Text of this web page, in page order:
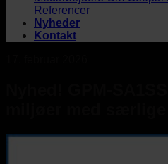
Referencer
Nyheder
Kontakt